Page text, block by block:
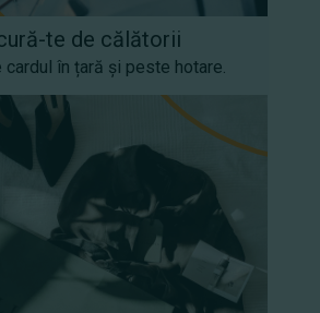
te de călătorii
cardul în țară și peste hotare.